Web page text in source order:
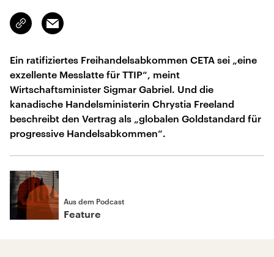
Link
kopieren/teilen
Email
Ein ratifiziertes Freihandelsabkommen CETA sei „eine
exzellente Messlatte für TTIP“, meint
Wirtschaftsminister Sigmar Gabriel. Und die
kanadische Handelsministerin Chrystia Freeland
beschreibt den Vertrag als „globalen Goldstandard für
progressive Handelsabkommen“.
Aus dem Podcast
Feature